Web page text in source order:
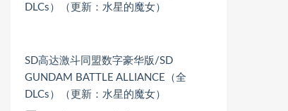
SD高达激斗同盟数字豪华版/SD
GUNDAM BATTLE ALLIANCE（全
DLCs）（更新：水星的魔女）